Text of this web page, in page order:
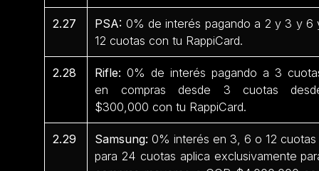
2.27 PSA: 0% de interés pagando a 2 y 3 y 6
12 cuotas con tu RappiCard.
2.28 Rifle:0% de interés pagando a 3
en compras desde 3 cuotas
$300,000 con tu RappiCard.
2.29 Samsung: 0% interés en 3, 6 o 12
para 24 cuotas aplica exclusivamente